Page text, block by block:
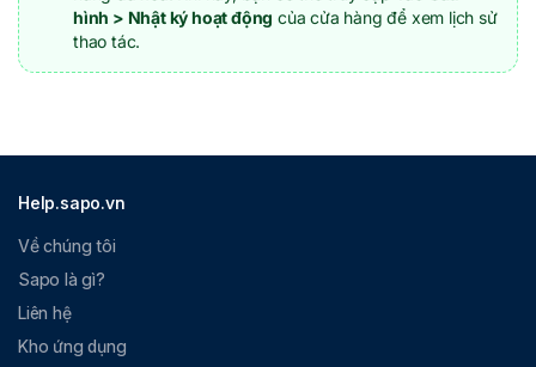
hình > Nhật ký hoạt động của cửa hàng để xem lịch sử
thao tác.
Help.sapo.vn
Về chúng tôi
Sapo là gì?
Liên hệ
Kho ứng dụng